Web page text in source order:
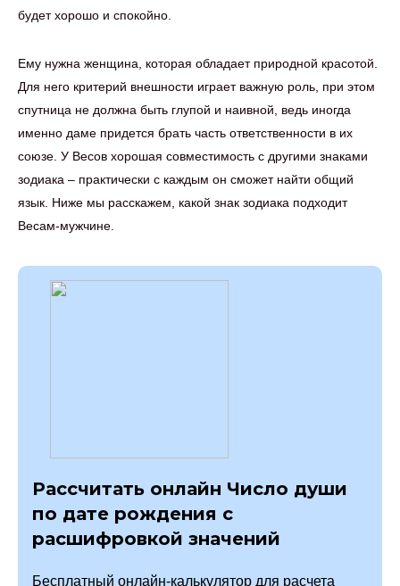
будет хорошо и спокойно.
Ему нужна женщина, которая обладает природной красотой.
Для него критерий внешности играет важную роль, при этом
спутница не должна быть глупой и наивной, ведь иногда
именно даме придется брать часть ответственности в их
союзе. У Весов хорошая совместимость с другими знаками
зодиака – практически с каждым он сможет найти общий
язык. Ниже мы расскажем, какой знак зодиака подходит
Весам-мужчине.
Рассчитать онлайн Число души
по дате рождения с
расшифровкой значений
Бесплатный онлайн-калькулятор для расчета